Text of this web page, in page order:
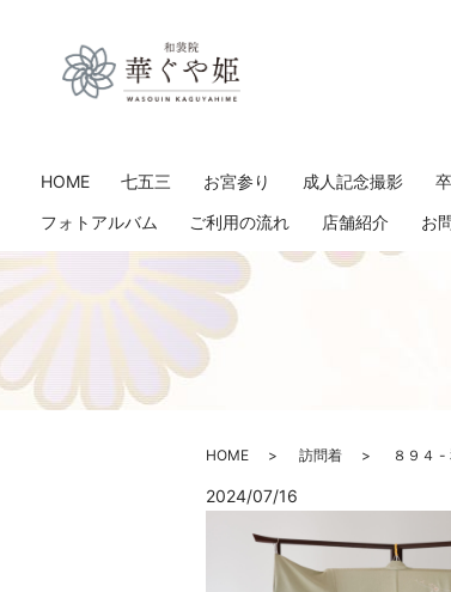
HOME 七五三 お宮参り 成人記念撮影
フォトアルバム
ご利用の流れ 店舗紹介 お
HOME 訪問着 ８９４ -
2024/07/16